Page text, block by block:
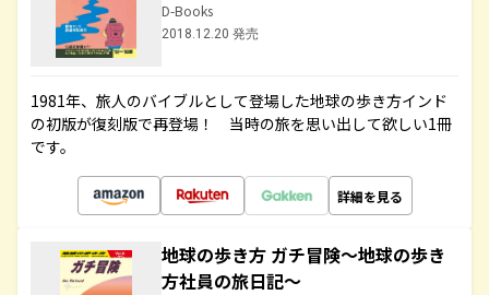
D-Books
2018.12.20 発売
1981年、旅人のバイブルとして登場した地球の歩き方インド
の初版が復刻版で再登場！ 当時の旅を思い出して欲しい1冊
です。
詳細を見る
地球の歩き方 ガチ冒険～地球の歩き
方社員の旅日記～